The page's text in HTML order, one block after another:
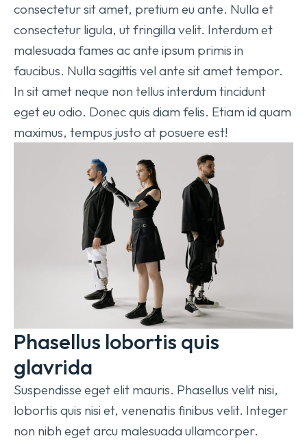
consectetur sit amet, pretium eu ante. Nulla et
consectetur ligula, ut fringilla velit. Interdum et
malesuada fames ac ante ipsum primis in
faucibus. Nulla sagittis vel ante sit amet tempor.
In sit amet neque non tellus interdum tincidunt
eget eu odio. Donec quis diam felis. Etiam id quam
maximus, tempus justo at posuere est!
Phasellus lobortis quis
glavrida
Suspendisse eget elit mauris. Phasellus velit nisi,
lobortis quis nisi et, venenatis finibus velit. Integer
non nibh eget arcu malesuada ullamcorper.